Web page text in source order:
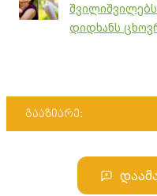
დიდხანს
გააზიარე: